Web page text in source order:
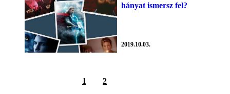
hányat ismersz fel?
2019.10.03.
1 2